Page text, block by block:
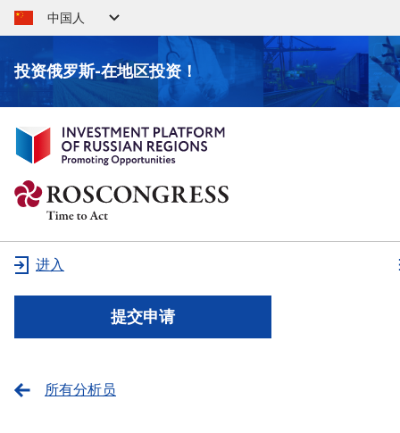
中国人
投资俄罗斯-在地区投资！
提交申请
进入
所有分析员